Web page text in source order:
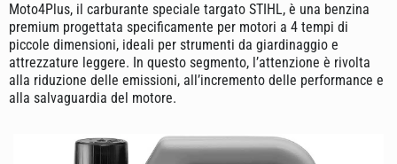
Moto4Plus, il carburante speciale targato STIHL, è una benzina
premium progettata specificamente per motori a 4 tempi di
piccole dimensioni, ideali per strumenti da giardinaggio e
attrezzature leggere. In questo segmento, l’attenzione è rivolta
alla riduzione delle emissioni, all’incremento delle performance e
alla salvaguardia del motore.